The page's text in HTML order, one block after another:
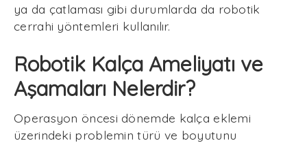
ya da çatlaması gibi durumlarda da robotik
cerrahi yöntemleri kullanılır.
Robotik Kalça Ameliyatı ve
Aşamaları Nelerdir?
Operasyon öncesi dönemde kalça eklemi
üzerindeki problemin türü ve boyutunu